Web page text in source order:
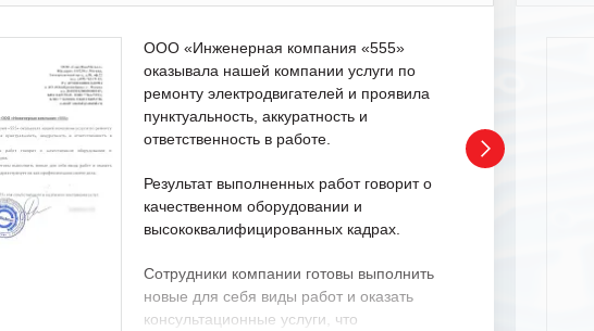
ООО «Инженерная компания «555»
оказывала нашей компании услуги по
ремонту электродвигателей и проявила
пунктуальность, аккуратность и
ответственность в работе.
Результат выполненных работ говорит о
качественном оборудовании и
высококвалифицированных кадрах.
Сотрудники компании готовы выполнить
новые для себя виды работ и оказать
консультационные услуги, что